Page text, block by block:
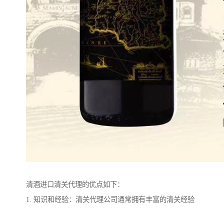
清酒进口清关代理的优点如下：
1. 知识和经验：清关代理公司通常拥有丰富的清关经验